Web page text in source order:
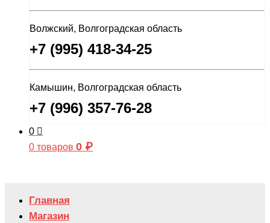
Волжский, Волгоградская область
+7 (995) 418-34-25
Камышин, Волгоградская область
+7 (996) 357-76-28
0
0 товаров 0 ₽
Главная
Магазин